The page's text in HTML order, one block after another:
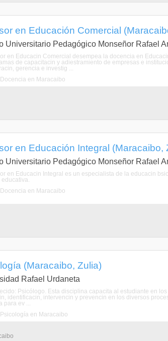
en Educación Comercial
Universitario Pedagógico Monseñor Rafael
en Educacin Comercial desempea la docencia en
de capacitacin y adiestramiento de empresas e
gerencia e investig ...
en Maracaibo
en Educación Integral (Maracaibo,
Universitario Pedagógico Monseñor Rafael
en Educacin Integral es un especialista de la educacin
en Maracaibo
(Maracaibo, Zulia)
Rafael Urdaneta
Psicólogo. Esta disciplina capacita al estudiante en
identificacin, intervencin y prevencin en los diversos
para ev ...
en Maracaibo